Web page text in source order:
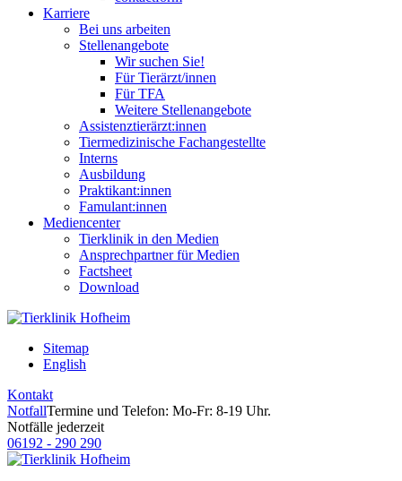
Karriere
Bei uns arbeiten
Stellenangebote
Wir suchen Sie!
Für Tierärzt/innen
Für TFA
Weitere Stellenangebote
Assistenztierärzt:innen
Tiermedizinische Fachangestellte
Interns
Ausbildung
Praktikant:innen
Famulant:innen
Mediencenter
Tierklinik in den Medien
Ansprechpartner für Medien
Factsheet
Download
Sitemap
English
Kontakt
NotfallTermine und Telefon: Mo-Fr: 8-19 Uhr.
Notfälle jederzeit
06192 - 290 290